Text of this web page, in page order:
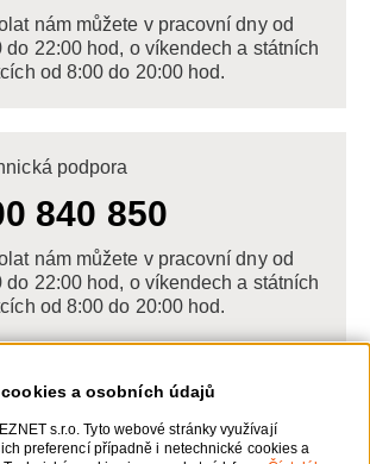
a osobních údajů
s.r.o. Tyto webové stránky využívají
preferencí případně i netechnické cookies a
nám můžete v pracovní dny od
do 22:00 hod, o víkendech a státních
od 8:00 do 20:00 hod.
podpora
840 850
nám můžete v pracovní dny od
do 22:00 hod, o víkendech a státních
od 8:00 do 20:00 hod.
nám